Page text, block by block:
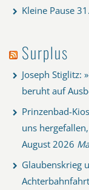
Kleine Pause
Surplus
Joseph Stiglitz:
beruht auf
Prinzenbad-
uns
August 2026
Glaubenskrieg
Achterbahnfahrt